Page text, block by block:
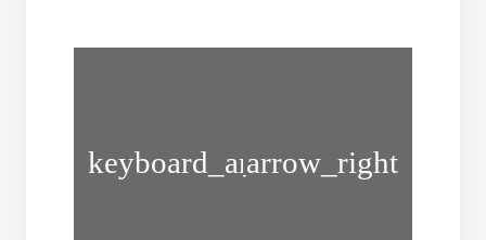
کاهش
درد
هنگام